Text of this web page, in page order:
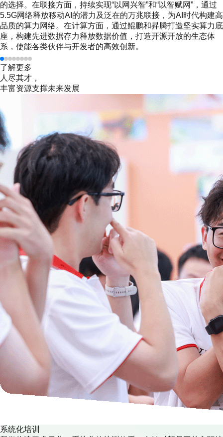
的选择。在联接方面，持续实现“以网兴智”和“以智赋网”，通过
5.5G网络释放移动AI的潜力及泛在的万兆联接，为AI时代构建高
品质的算力网络。在计算方面，通过鲲鹏和昇腾打造坚实算力底
座，构建先进数据存力释放数据价值，打造开源开放的生态体
系，使能各类伙伴与开发者的高效创新。
了解更多
人尽其才，
丰富资源支撑未来发展
系统化培训